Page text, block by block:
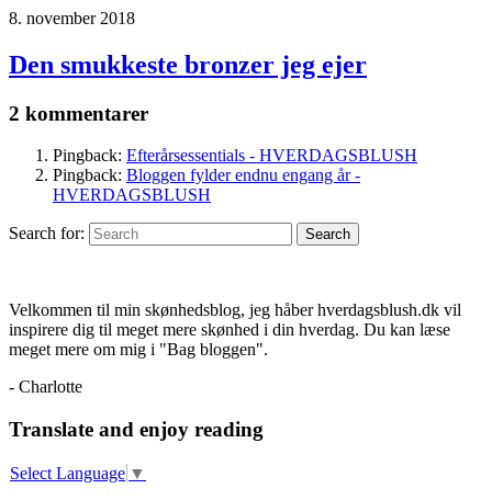
8. november 2018
Den smukkeste bronzer jeg ejer
2 kommentarer
Pingback: Efterårsessentials - HVERDAGSBLUSH
Pingback: Bloggen fylder endnu engang år -
HVERDAGSBLUSH
Search for: Search
Velkommen til min skønhedsblog, jeg håber hverdagsblush.dk vil
inspirere dig til meget mere skønhed i din hverdag. Du kan læse
meget mere om mig i "Bag bloggen".
- Charlotte
Translate and enjoy reading
Select Language ▼